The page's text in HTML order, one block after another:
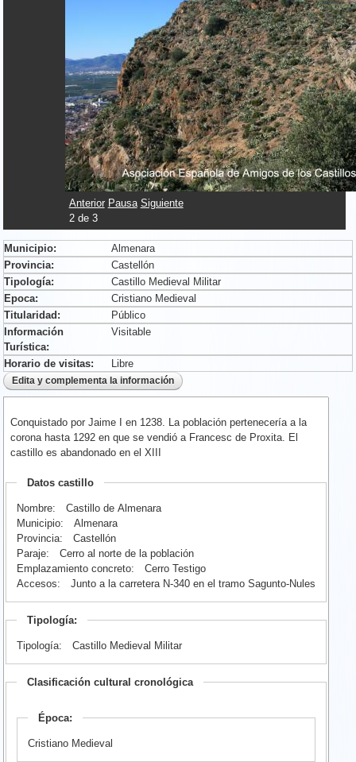
Anterior Pausa Siguiente
2de 3
Municipio:
Almenara
Provincia:
Castellón
Tipología:
Castillo Medieval Militar
Epoca:
Cristiano Medieval
Titularidad:
Público
Información
Turística:
Visitable
Horario de visitas: Libre
Conquistado por Jaime I en 1238. La población pertenecería a la
corona hasta 1292 en que se vendió a Francesc de Proxita. El
castillo es abandonado en el XIII
Datos castillo
Nombre:
Castillo de Almenara
Municipio:
Almenara
Provincia:
Castellón
Paraje:
Cerro al norte de la población
Emplazamiento concreto:
Cerro Testigo
Accesos:
Junto a la carretera N-340 en el tramo Sagunto-Nules
Tipología:
Tipología: Castillo Medieval Militar
Clasificación cultural cronológica
Época:
Cristiano Medieval